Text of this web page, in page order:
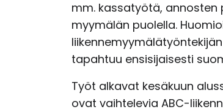
mm. kassatyötä,
myymälän puolella.
tapahtuu ensisijaisesti
Työt alkavat kesäkuun
ovat vaihtelevia ABC-